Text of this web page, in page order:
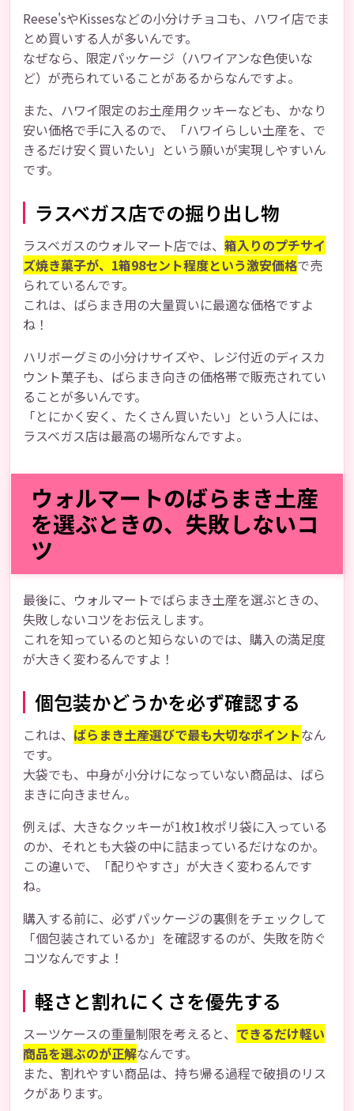
Reese'sやKissesなどの小分けチョコも、ハワイ店でま
とめ買いする人が多いんです。
なぜなら、限定パッケージ（ハワイアンな色使いな
ど）が売られていることがあるからなんですよ。
また、ハワイ限定のお土産用クッキーなども、かなり
安い価格で手に入るので、「ハワイらしい土産を、で
きるだけ安く買いたい」という願いが実現しやすいん
です。
ラスベガス店での掘り出し物
ラスベガスのウォルマート店では、 箱入りのプチサイ
ズ焼き菓子が、1箱98セント程度という激安価格で売
られているんです。
これは、ばらまき用の大量買いに最適な価格ですよ
ね！
ハリボーグミの小分けサイズや、レジ付近のディスカ
ウント菓子も、ばらまき向きの価格帯で販売されてい
ることが多いんです。
「とにかく安く、たくさん買いたい」という人には、
ラスベガス店は最高の場所なんですよ。
ウォルマートのばらまき土産
を選ぶときの、失敗しないコ
ツ
最後に、ウォルマートでばらまき土産を選ぶときの、
失敗しないコツをお伝えします。
これを知っているのと知らないのでは、購入の満足度
が大きく変わるんですよ！
個包装かどうかを必ず確認する
これは、 ばらまき土産選びで最も大切なポイントなん
です。
大袋でも、中身が小分けになっていない商品は、ばら
まきに向きません。
例えば、大きなクッキーが1枚1枚ポリ袋に入っている
のか、それとも大袋の中に詰まっているだけなのか。
この違いで、「配りやすさ」が大きく変わるんです
ね。
購入する前に、必ずパッケージの裏側をチェックして
「個包装されているか」を確認するのが、失敗を防ぐ
コツなんですよ！
軽さと割れにくさを優先する
スーツケースの重量制限を考えると、 できるだけ軽い
商品を選ぶのが正解なんです。
また、割れやすい商品は、持ち帰る過程で破損のリス
クがあります。